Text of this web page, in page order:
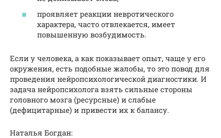
проявляет реакции невротического
характера, часто отвлекается, имеет
повышенную возбудимость.
Если у человека, а как показывает опыт, чаще у его
окружения, есть подобные жалобы, то это повод для
проведения нейропсихологической диагностики. И
задача нейропсихолога взять сильные стороны
головного мозга (ресурсные) и слабые
(дефицитарные) и привести их к балансу.
Наталья Богдан: